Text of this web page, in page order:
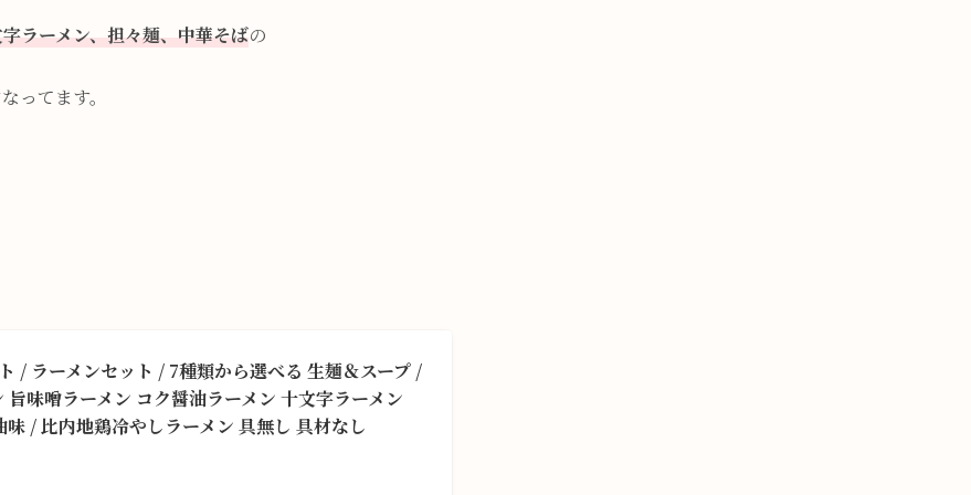
ラーメン、担々麺、中華そばの
ってます。
/ ラーメンセット / 7種類から選べる 生麺＆スープ /
味噌ラーメン コク醤油ラーメン 十文字ラーメン
/ 比内地鶏冷やしラーメン 具無し 具材なし